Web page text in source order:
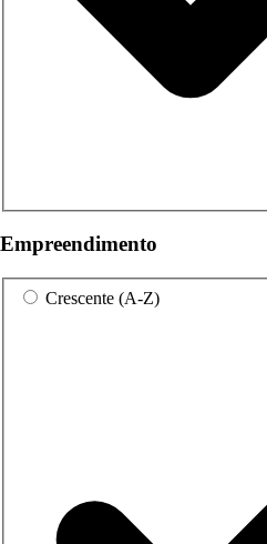
Empreendimento
Crescente (A-Z)